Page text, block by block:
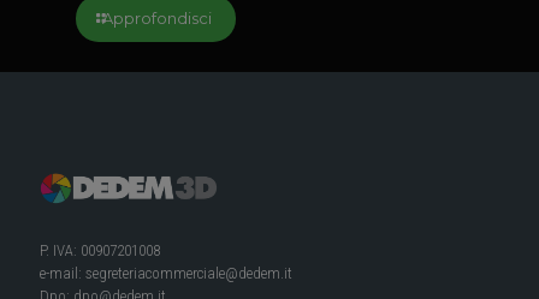
Approfondisci
P. IVA: 00907201008
e-mail: segreteriacommerciale@dedem.it